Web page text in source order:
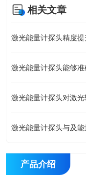
相关文章
激光能量计探头精度
激光能量计探头能够
激光能量计探头与及能
产品介绍